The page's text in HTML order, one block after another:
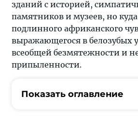
зданий с историей,
памятников и музеев, но
подлинного африканского
выражающегося в белозубых
всеобщей безмятежности и
припыленности.
Показать оглавление